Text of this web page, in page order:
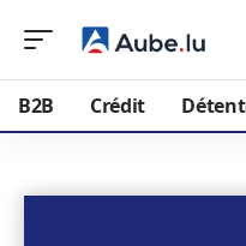
B2B Crédit